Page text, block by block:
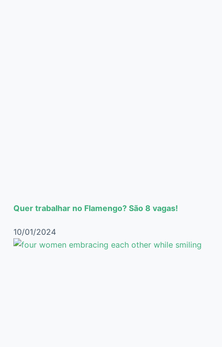
Quer trabalhar no Flamengo? São 8 vagas!
10/01/2024